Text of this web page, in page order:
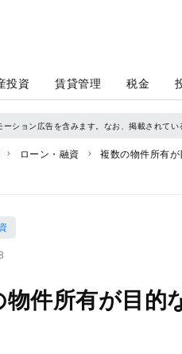
投資 賃貸管理 税金
ーション広告を含みます。なお、掲載されて
ローン・融資 複数の物件所有
物件所有が目的